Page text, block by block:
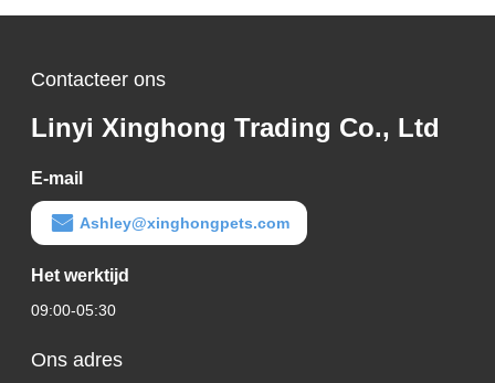
Contacteer ons
Linyi Xinghong Trading Co., Ltd
E-mail
Ashley@xinghongpets.com
Het werktijd
09:00-05:30
Ons adres